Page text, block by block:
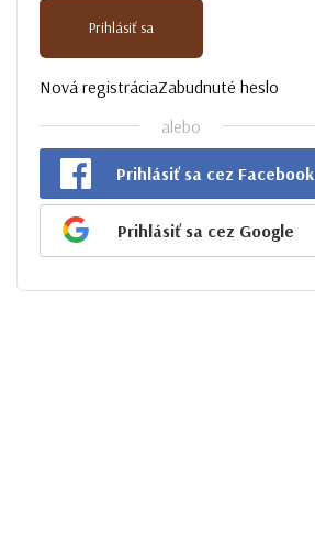
Prihlásiť sa
Nová registráciaZabudnuté heslo
alebo
Prihlásiť sa cez Facebook
Prihlásiť sa cez Google